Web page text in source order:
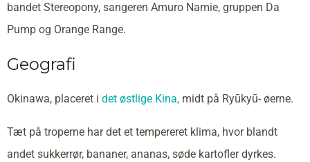
bandet Stereopony, sangeren Amuro Namie, gruppen Da
Pump og Orange Range.
Geografi
Okinawa, placeret i det østlige Kina, midt på Ryūkyū- øerne.
Tæt på troperne har det et tempereret klima, hvor blandt
andet sukkerrør, bananer, ananas, søde kartofler dyrkes.